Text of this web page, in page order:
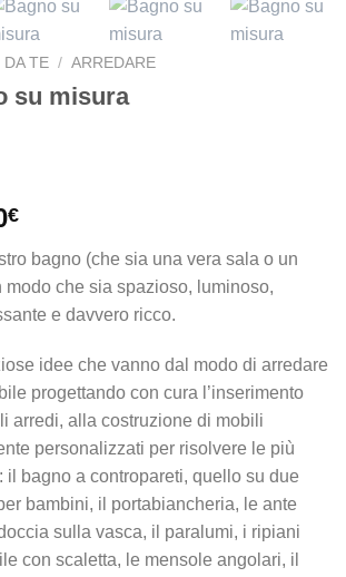
DA TE / ARREDARE
su misura
€Il
attuale
è:
8,80€.
bagno (che sia una vera sala o un
modo che sia spazioso, luminoso,
e davvero ricco.
idee che vanno dal modo di arredare
progettando con cura l’inserimento
arredi, alla costruzione di mobili
personalizzati per risolvere le più
il bagno a contropareti, quello su due
bambini, il portabiancheria, le ante
sulla vasca, il paralumi, i ripiani
con scaletta, le mensole angolari, il